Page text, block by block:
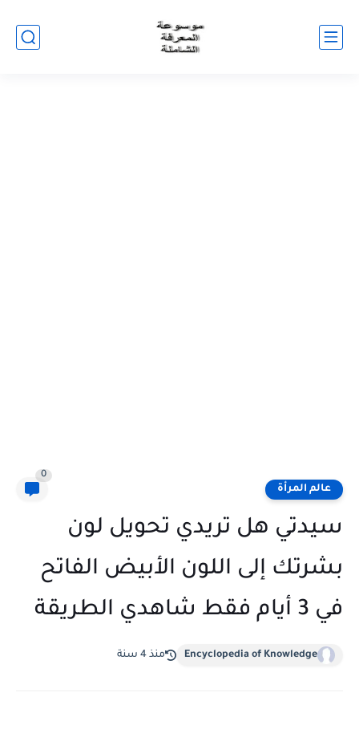
عالم المرأة
0
سيدتي هل تريدي تحويل لون
بشرتك إلى اللون الأبيض الفاتح
في 3 أيام فقط شاهدي الطريقة
Encyclopedia of Knowledge منذ 4 سنة